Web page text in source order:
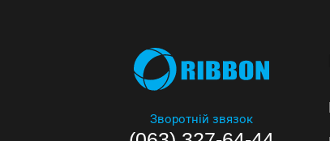
Зворотній звязок